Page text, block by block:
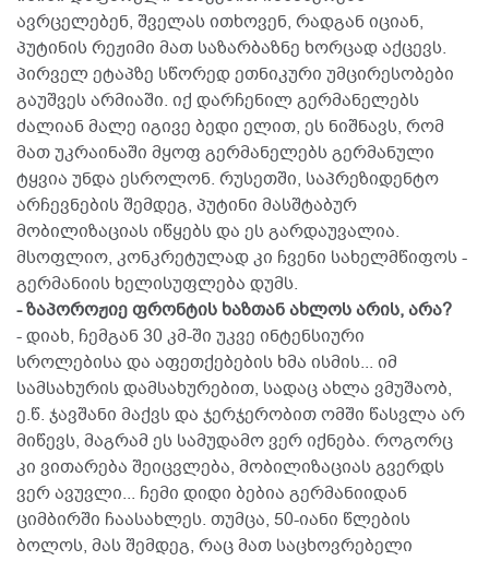
ავრცელებენ, შველას ითხოვენ, რადგან იციან,
პუტინის რეჟიმი მათ საზარბაზნე ხორცად აქცევს.
პირველ ეტაპზე სწორედ ეთნიკური უმცირესობები
გაუშვეს არმიაში. იქ დარჩენილ გერმანელებს
ძალიან მალე იგივე ბედი ელით, ეს ნიშნავს, რომ
მათ უკრაინაში მყოფ გერმანელებს გერმანული
ტყვია უნდა ესროლონ. რუსეთში, საპრეზიდენტო
არჩევნების შემდეგ, პუტინი მასშტაბურ
მობილიზაციას იწყებს და ეს გარდაუვალია.
მსოფლიო, კონკრეტულად კი ჩვენი სახელმწიფოს -
გერმანიის ხელისუფლება დუმს.
- ზაპოროჟიე ფრონტის ხაზთან ახლოს არის, არა?
- დიახ, ჩემგან 30 კმ-ში უკვე ინტენსიური
სროლებისა და აფეთქებების ხმა ისმის... იმ
სამსახურის დამსახურებით, სადაც ახლა ვმუშაობ,
ე.წ. ჯავშანი მაქვს და ჯერჯერობით ომში წასვლა არ
მიწევს, მაგრამ ეს სამუდამო ვერ იქნება. როგორც
კი ვითარება შეიცვლება, მობილიზაციას გვერდს
ვერ ავუვლი... ჩემი დიდი ბებია გერმანიიდან
ციმბირში ჩაასახლეს. თუმცა, 50-იანი წლების
ბოლოს, მას შემდეგ, რაც მათ საცხოვრებელი